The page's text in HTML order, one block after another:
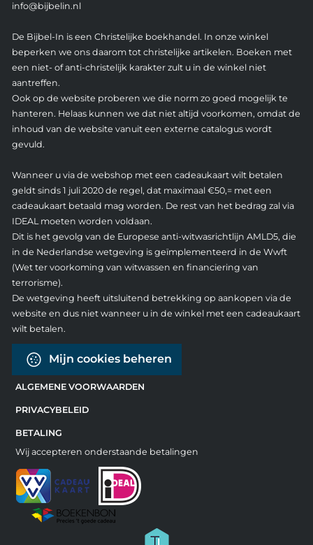
info@bijbelin.nl
De Bijbel-In is een Christelijke boekhandel. In onze winkel
beperken we ons daarom tot christelijke artikelen. Boeken met
een niet- of anti-christelijk karakter zult u in de winkel niet
aantreffen.
Ook op de website proberen we die norm zo goed mogelijk te
hanteren. Helaas kunnen we dat niet altijd voorkomen, omdat de
inhoud van de website vanuit een externe catalogus wordt
gevuld.
Wanneer u via de webshop met een cadeaukaart wilt betalen
geldt sinds 1 juli 2020 de regel, dat maximaal €50,= met een
cadeaukaart betaald mag worden. De rest van het bedrag zal via
IDEAL moeten worden voldaan.
Dit is het gevolg van de Europese anti-witwasrichtlijn AMLD5, die
in de Nederlandse wetgeving is geïmplementeerd in de Wwft
(Wet ter voorkoming van witwassen en financiering van
terrorisme).
De wetgeving heeft uitsluitend betrekking op aankopen via de
website en dus niet wanneer u in de winkel met een cadeaukaart
wilt betalen.
Mijn cookies beheren
ALGEMENE VOORWAARDEN
PRIVACYBELEID
BETALING
Wij accepteren onderstaande betalingen